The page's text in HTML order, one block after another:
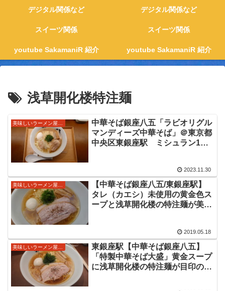
デジタル関係など デジタル関係など
スイーツ関係 スイーツ関係
youtube SakamaniR 紹介 youtube SakamaniR 紹介
浅草開化楼特注麺
中華そば銀座八五「ラビオリグル
マンディーズ中華そば」＠東京都
中央区東銀座駅 ミシュラン1つ
草開化楼特注麺、トリュフなど香
りも旨味も強いラビオリが美味し
いラーメンをいただきました。
2023.11.30
美味しいラーメン屋さん
【中華そば銀座八五/東銀座駅】
タレ（カエシ）未使用の黄金色ス
ープと浅草開化楼の特注麺が美味
五（ハチゴウ）さんに2019年12
月の開店以来10回目の訪問です！
2019.05.18
東銀座駅【中華そば銀座八五】
「特製中華そば大盛」黄金スープ
に浅草開化楼の特注麺が目印の中